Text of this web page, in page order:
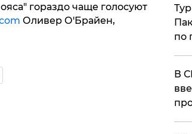
гораздо чаще голосуют
Оливер О'Брайен,
по
В